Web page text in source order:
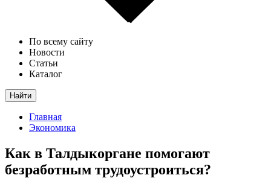
По всему сайту
Новости
Статьи
Каталог
Найти
Главная
Экономика
Как в Талдыкоргане помогают
безработным трудоустроиться?